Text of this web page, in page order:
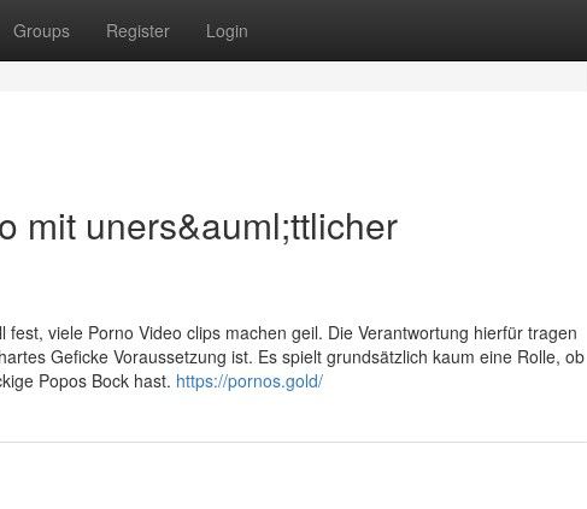
Groups Register Login
mit uners&auml;ttlicher
viele Porno Video clips machen geil. Die Verantwortung hierfür tragen
Geficke Voraussetzung ist. Es spielt grundsätzlich kaum eine Rolle, ob
Popos Bock hast. https://pornos.gold/